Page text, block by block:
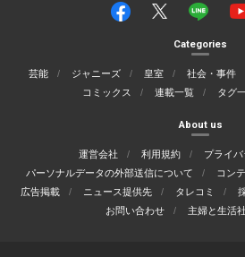
Categories
芸能 ジャニーズ 皇室 社会・事件
コミックス
連載一覧 タグ
About us
運営会社 利用規約
プライ
パーソナルデータの外部送信について
コン
広告掲載
ニュース提供先 タレコミ
お問い合わせ
主婦と生活